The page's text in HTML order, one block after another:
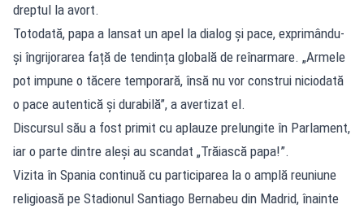
dreptul la avort.
Totodată, papa a lansat un apel la dialog și pace, exprimându-
și îngrijorarea față de tendința globală de reînarmare. „Armele
pot impune o tăcere temporară, însă nu vor construi niciodată
o pace autentică și durabilă”, a avertizat el.
Discursul său a fost primit cu aplauze prelungite în Parlament,
iar o parte dintre aleși au scandat „Trăiască papa!”.
Vizita în Spania continuă cu participarea la o amplă reuniune
religioasă pe Stadionul Santiago Bernabeu din Madrid, înainte